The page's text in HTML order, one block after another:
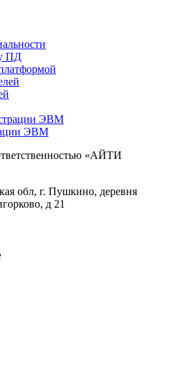
ПД
ЭВМ
ЭВМ
«АЙТИ
обл, г. Пушкино, деревня
д 21